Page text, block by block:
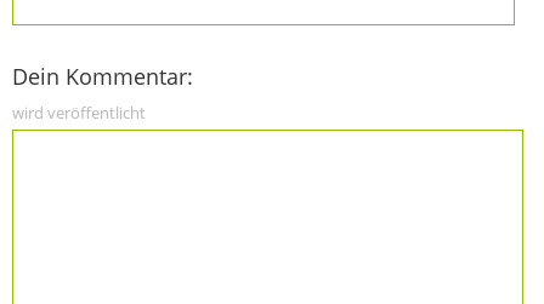
Dein Kommentar:
wird veröffentlicht